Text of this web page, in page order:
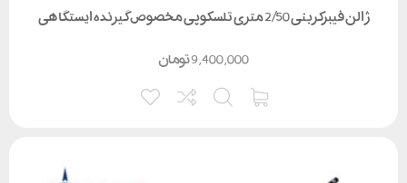
ژالن فیبرکربنی 2/50 متری تلسکوپی مخصوص گیرنده ایستگاهی
تومان9,400,000